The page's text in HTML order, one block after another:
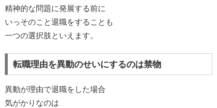
精神的な問題に発展する前に
いっそのこと退職をすることも
一つの選択肢といえます。
転職理由を異動のせいにするのは禁物
異動が理由で退職をした場合
気がかりなのは